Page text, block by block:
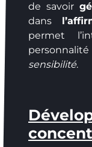
de savoir
dans
permet
sensibilité.